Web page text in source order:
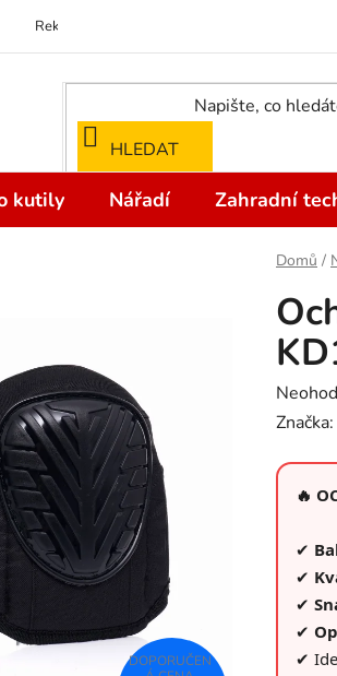
Reklamace
HLEDAT
kutily Nářadí Zahradní
Domů /
je
Značka:
🔥
✔
✔
✔
✔
✔